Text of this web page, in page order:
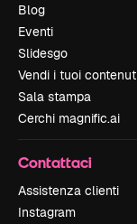
Blog
Eventi
Slidesgo
Vendi i tuoi
Sala stampa
Cerchi magnific.ai
Contattaci
Assistenza clienti
Instagram